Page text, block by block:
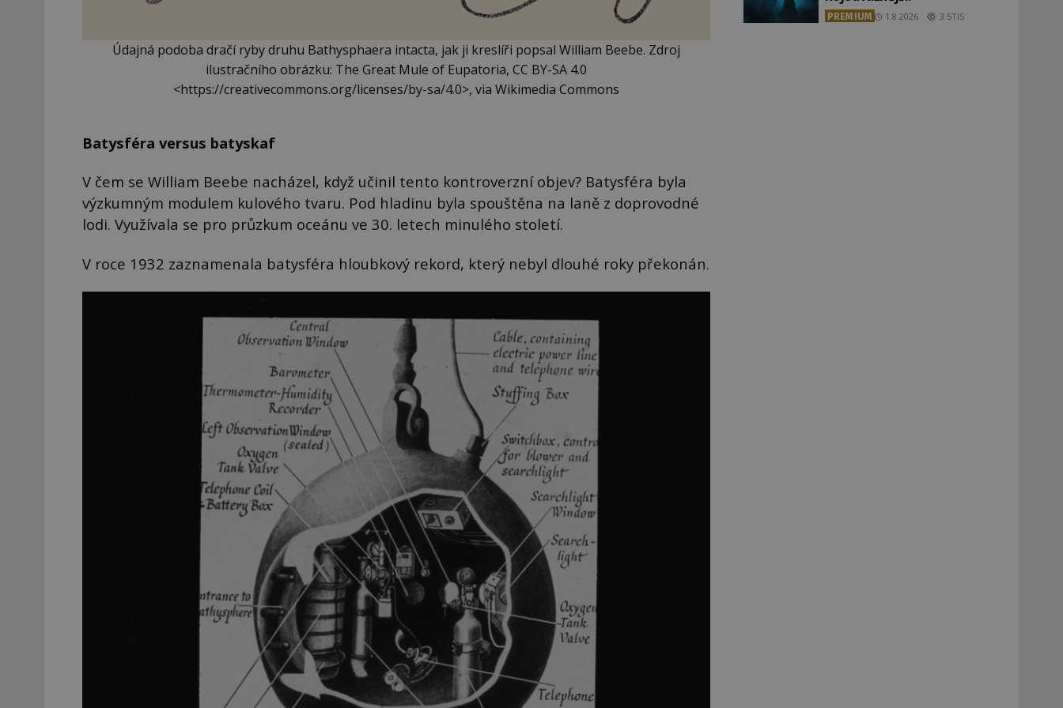
Údajná podoba dračí ryby druhu Bathysphaera intacta, jak ji kreslíři popsal William Beebe. Zdroj
ilustračního obrázku: The Great Mule of Eupatoria, CC BY-SA 4.0
<https://creativecommons.org/licenses/by-sa/4.0>, via Wikimedia Commons
Batysféra versus batyskaf
V čem se William Beebe nacházel, když učinil tento kontroverzní objev? Batysféra byla
výzkumným modulem kulového tvaru. Pod hladinu byla spouštěna na laně z doprovodné
lodi. Využívala se pro průzkum oceánu ve 30. letech minulého století.
V roce 1932 zaznamenala batysféra hloubkový rekord, který nebyl dlouhé roky překonán.
PREMIUM 1.8.2026 3.5TIS